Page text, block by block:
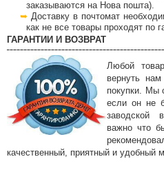
заказываются на Нова пошта).
Доставку в почтомат
как не все товары проходят по
ГАРАНТИИ И ВОЗВРАТ
Любой
вернуть
покупки. Мы
если он не
заводской
важно что
качественный, приятный и удобный